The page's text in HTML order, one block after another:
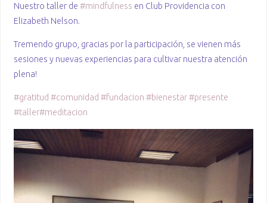
Nuestro taller de#mindfulness en Club Providencia con
Elizabeth Nelson.
Tremendo grupo, gracias por la participación, se vienen más
sesiones y nuevas experiencias para cultivar nuestra atención
plena!
#gratitud #comunidad #fundacion #bienestar #presente
#taller#meditacion